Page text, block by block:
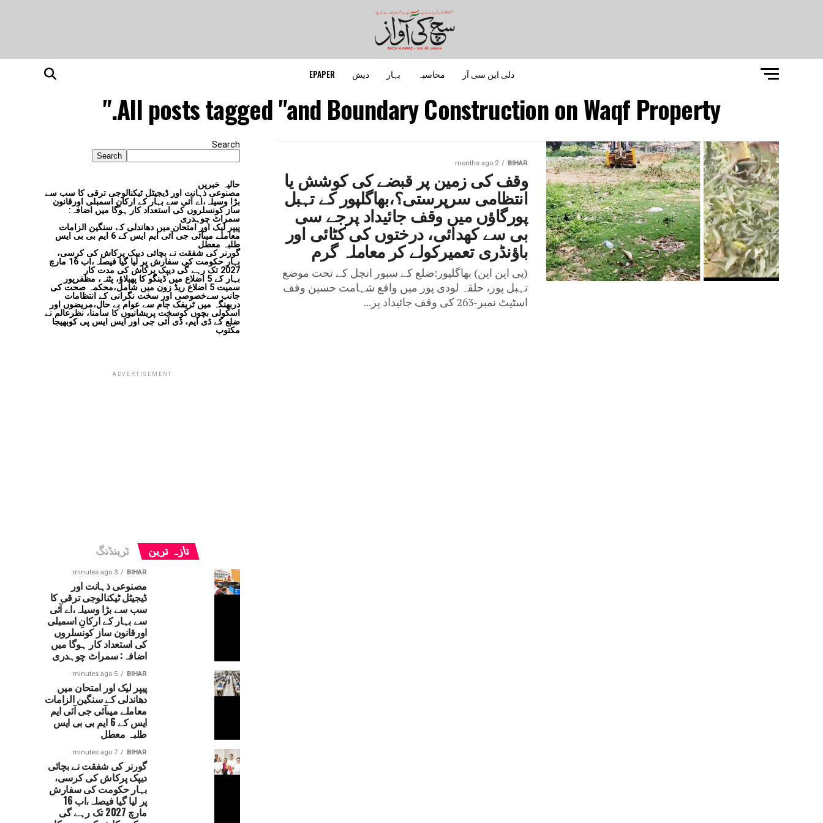
دلی این سی آر محاسبہ بہار دیش EPAPER
All posts tagged "and Boundary Construction on Waqf Property."
BIHAR
2 months ago
وقف کی زمین پر قبضے کی کوشش یا
انتظامی سرپرستی؟،بھاگلپور کے تہبل
پورگاؤں میں وقف جائیداد پرجے سی
بی سے کھدائی، درختوں کی کٹائی اور
باؤنڈری تعمیرکولے کر معاملہ گرم
(پی این این) بھاگلپور:ضلع کے سبور انچل کے تحت موضع
تہبل پور، حلقہ لودی پور میں واقع شہامت حسین وقف
اسٹیٹ نمبر-263 کی وقف جائیداد پر...
Search
Search
حالیہ خبریں
مصنوعی ذہانت اور ڈیجیٹل ٹیکنالوجی ترقی کا سب سے
بڑا وسیلہ،اے آئی سے بہار کے ارکانِ اسمبلی اورقانون
ساز کونسلروں کی استعداد کار ہوگا میں اضافہ:
سمراٹ چوہدری
پیپر لیک اور امتحان میں دھاندلی کے سنگین الزامات
معاملے میںآئی جی آئی ایم ایس کے 6 ایم بی بی ایس
طلبہ معطل
گورنر کی شفقت نے بچائی دیپک پرکاش کی کرسی،
بہار حکومت کی سفارش پر لیا گیا فیصلہ،اب 16 مارچ
2027 تک رہے گی دیپک پرکاش کی مدت کار
بہار کے 5 اضلاع میں ڈینگو کا پھیلاؤ، پٹنہ، مظفرپور
سمیت 5 اضلاع ریڈ زون میں شامل،محکمہ صحت کی
جانب سےخصوصی اور سخت نگرانی کے انتظامات
دربھنگہ میں ٹریفک جام سے عوام بے حال،مریضوں اور
اسکولی بچوں کوسخت پریشانیوں کا سامنا، نظرعالم نے
ضلع کے ڈی ایم، ڈی آئی جی اور ایس ایس پی کوبھیجا
مکتوب
ADVERTISEMENT
تازہ ترین ٹرینڈنگ
BIHAR
3 minutes ago
مصنوعی ذہانت اور
ڈیجیٹل ٹیکنالوجی ترقی کا
سب سے بڑا وسیلہ،اے آئی
سے بہار کے ارکانِ اسمبلی
اورقانون ساز کونسلروں
کی استعداد کار ہوگا میں
اضافہ: سمراٹ چوہدری
BIHAR
5 minutes ago
پیپر لیک اور امتحان میں
دھاندلی کے سنگین الزامات
معاملے میںآئی جی آئی ایم
ایس کے 6 ایم بی بی ایس
طلبہ معطل
BIHAR
7 minutes ago
گورنر کی شفقت نے بچائی
دیپک پرکاش کی کرسی،
بہار حکومت کی سفارش
پر لیا گیا فیصلہ،اب 16
مارچ 2027 تک رہے گی